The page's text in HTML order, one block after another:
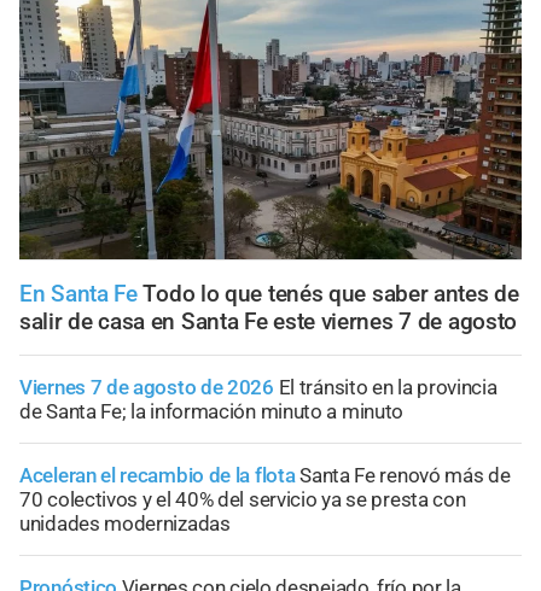
En Santa FeTodo lo que tenés que saber antes de
salir de casa en Santa Fe este viernes 7 de agosto
Viernes 7 de agosto de 2026 El tránsito en la provincia
de Santa Fe; la información minuto a minuto
Aceleran el recambio de la flotaSanta Fe renovó más de
70 colectivos y el 40% del servicio ya se presta con
unidades modernizadas